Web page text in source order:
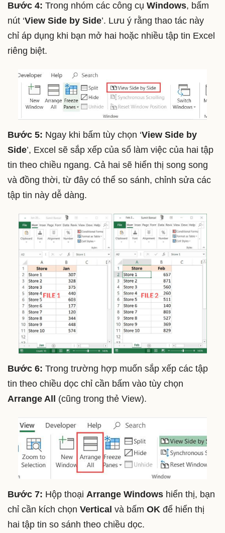
Bước 4: Trong nhóm các công cụ Windows, bấm
nút ‘View Side by Side’. Lưu ý rằng thao tác này
chỉ áp dụng khi bạn mở hai hoặc nhiều tập tin Excel
riêng biệt.
Bước 5: Ngay khi bấm tùy chọn ‘View Side by
Side’, Excel sẽ sắp xếp của sổ làm việc của hai tập
tin theo chiều ngang. Cả hai sẽ hiển thị song song
và đồng thời, từ đây có thể so sánh, chỉnh sửa các
tập tin này dễ dàng.
Bước 6: Trong trường hợp muốn sắp xếp các tập
tin theo chiều dọc chỉ cần bấm vào tùy chọn
Arrange All (cũng trong thẻ View).
Bước 7: Hộp thoại Arrange Windows hiển thị, bạn
chỉ cần kích chọn Vertical và bấm OK để hiển thị
hai tập tin so sánh theo chiều dọc.